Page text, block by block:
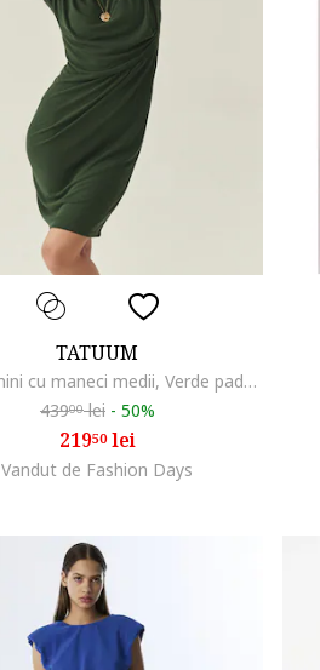
TATUUM
Rochie mini cu maneci medii, Verde padure
43900lei - 50%
21950lei
Vandut de Fashion Days